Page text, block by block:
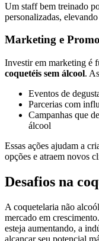
Um staff bem treinado
personalizadas,
Marketing e
Investir em marketing é
coquetéis sem álcool.
Eventos de
Parcerias com
Campanhas que
álcool
Essas ações ajudam a
opções e atraem novos
Desafios na
A coquetelaria não
mercado em
esteja aumentando, a
alcançar seu potencial